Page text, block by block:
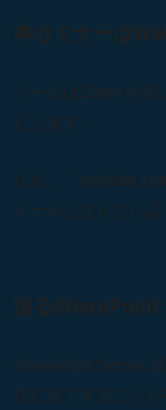
本セミナーは
ツールはZoomを使
なお、「
メールとならない
迫る
SharePoint Server
日に終了すること